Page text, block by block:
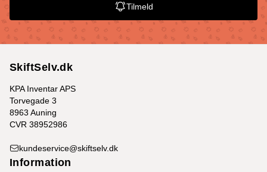
Tilmeld
SkiftSelv.dk
KPA Inventar APS
Torvegade 3
8963 Auning
CVR 38952986
kundeservice@skiftselv.dk
Information